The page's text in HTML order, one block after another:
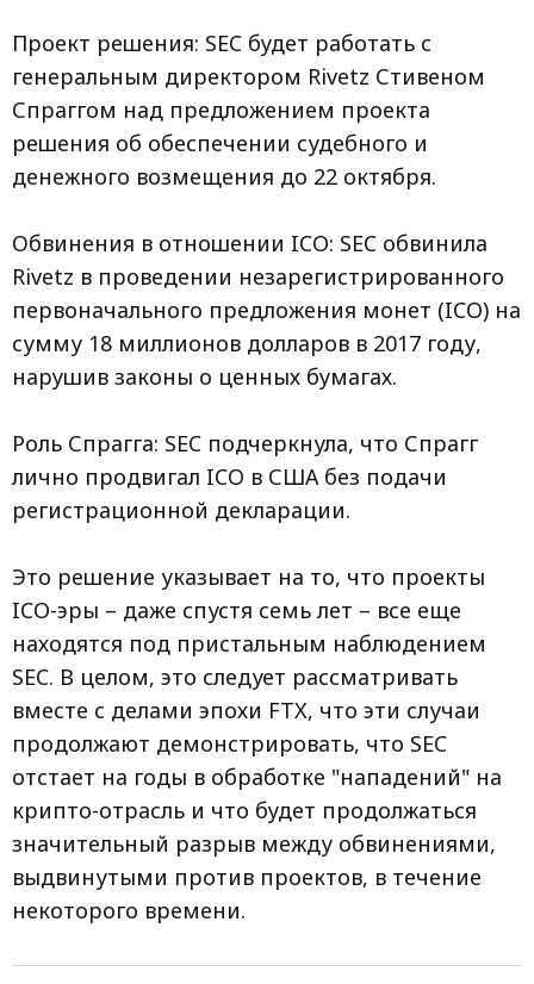
Проект решения: SEC будет работать с
генеральным директором Rivetz Стивеном
Спраггом над предложением проекта
решения об обеспечении судебного и
денежного возмещения до 22 октября.
Обвинения в отношении ICO: SEC обвинила
Rivetz в проведении незарегистрированного
первоначального предложения монет (ICO) на
сумму 18 миллионов долларов в 2017 году,
нарушив законы о ценных бумагах.
Роль Спрагга: SEC подчеркнула, что Спрагг
лично продвигал ICO в США без подачи
регистрационной декларации.
Это решение указывает на то, что проекты
ICO-эры – даже спустя семь лет – все еще
находятся под пристальным наблюдением
SEC. В целом, это следует рассматривать
вместе с делами эпохи FTX, что эти случаи
продолжают демонстрировать, что SEC
отстает на годы в обработке "нападений" на
крипто-отрасль и что будет продолжаться
значительный разрыв между обвинениями,
выдвинутыми против проектов, в течение
некоторого времени.